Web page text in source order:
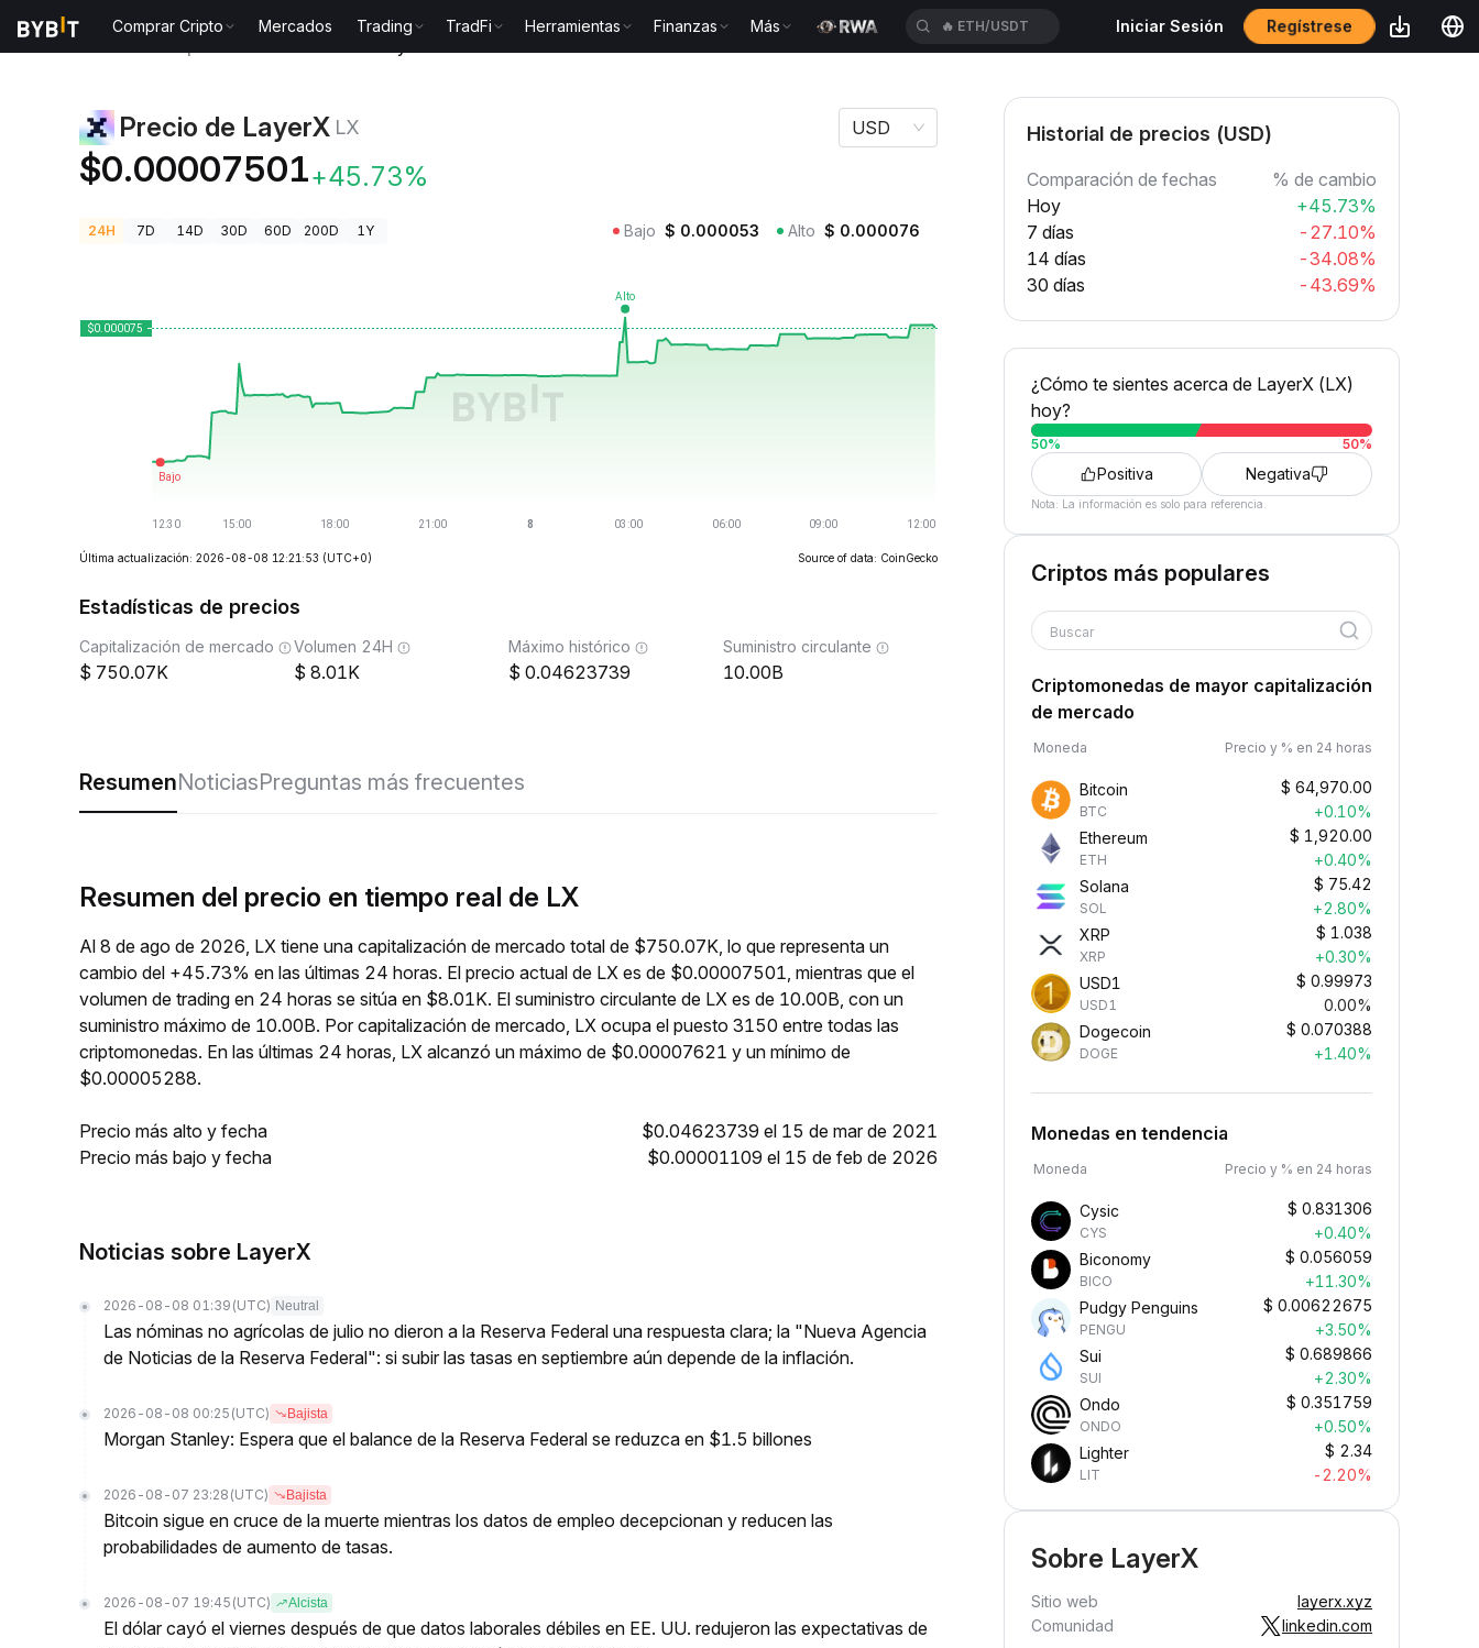
Comprar Cripto Mercados Trading TradFi Herramientas Finanzas Más 🔥 ETH/USDT Iniciar Sesión Regístrese
Precio de LayerX LX
$0.00007501+45.73%
USD
24H 7D 14D 30D 60D 200D 1Y Bajo $ 0.000053 Alto $ 0.000076
Última actualización: 2026-08-08 12:21:53 (UTC+0) Source of data: CoinGecko
Estadísticas de precios
Capitalización de mercado
750.07K
Volumen 24H
8.01K
Máximo histórico
0.04623739
Suministro circulante
10.00B
ResumenNoticiasPreguntas más frecuentes
Resumen del precio en tiempo real de LX
Al 8 de ago de 2026, LX tiene una capitalización de mercado total de $750.07K, lo que representa un
cambio del +45.73% en las últimas 24 horas. El precio actual de LX es de $0.00007501, mientras que el
volumen de trading en 24 horas se sitúa en $8.01K. El suministro circulante de LX es de 10.00B, con un
suministro máximo de 10.00B. Por capitalización de mercado, LX ocupa el puesto 3150 entre todas las
criptomonedas. En las últimas 24 horas, LX alcanzó un máximo de $0.00007621 y un mínimo de
$0.00005288.
Precio más alto y fecha
$0.04623739 el 15 de mar de 2021
Precio más bajo y fecha
$0.00001109 el 15 de feb de 2026
Noticias sobre LayerX
2026-08-08 01:39 (UTC) Neutral
Las nóminas no agrícolas de julio no dieron a la Reserva Federal una respuesta clara; la "Nueva Agencia
de Noticias de la Reserva Federal": si subir las tasas en septiembre aún depende de la inflación.
2026-08-08 00:25 (UTC) Bajista
Morgan Stanley: Espera que el balance de la Reserva Federal se reduzca en $1.5 billones
2026-08-07 23:28 (UTC) Bajista
Bitcoin sigue en cruce de la muerte mientras los datos de empleo decepcionan y reducen las
probabilidades de aumento de tasas.
2026-08-07 19:45 (UTC) Alcista
El dólar cayó el viernes después de que datos laborales débiles en EE. UU. redujeron las expectativas de
Historial de precios (USD)
Comparación de fechas
% de cambio
Hoy
+45.73%
7 días
-27.10%
14 días
-34.08%
30 días
-43.69%
¿Cómo te sientes acerca de LayerX (LX)
hoy?
50% 50%
Positiva Negativa
Nota: La información es solo para referencia.
Criptos más populares
Buscar
Criptomonedas de mayor capitalización
de mercado
Moneda Precio y % en 24 horas
Bitcoin
BTC
$ 64,970.00
+0.10%
Ethereum
ETH
$ 1,920.00
+0.40%
Solana
SOL
$ 75.42
+2.80%
XRP
XRP
$ 1.038
+0.30%
USD1
USD1
$ 0.99973
0.00%
Dogecoin
DOGE
$ 0.070388
+1.40%
Monedas en tendencia
Moneda Precio y % en 24 horas
Cysic
CYS
$ 0.831306
+0.40%
Biconomy
BICO
$ 0.056059
+11.30%
Pudgy Penguins
PENGU
$ 0.00622675
+3.50%
Sui
SUI
$ 0.689866
+2.30%
Ondo
ONDO
$ 0.351759
+0.50%
Lighter
LIT
$ 2.34
-2.20%
Sobre LayerX
Sitio web
layerx.xyz
Comunidad
linkedin.com